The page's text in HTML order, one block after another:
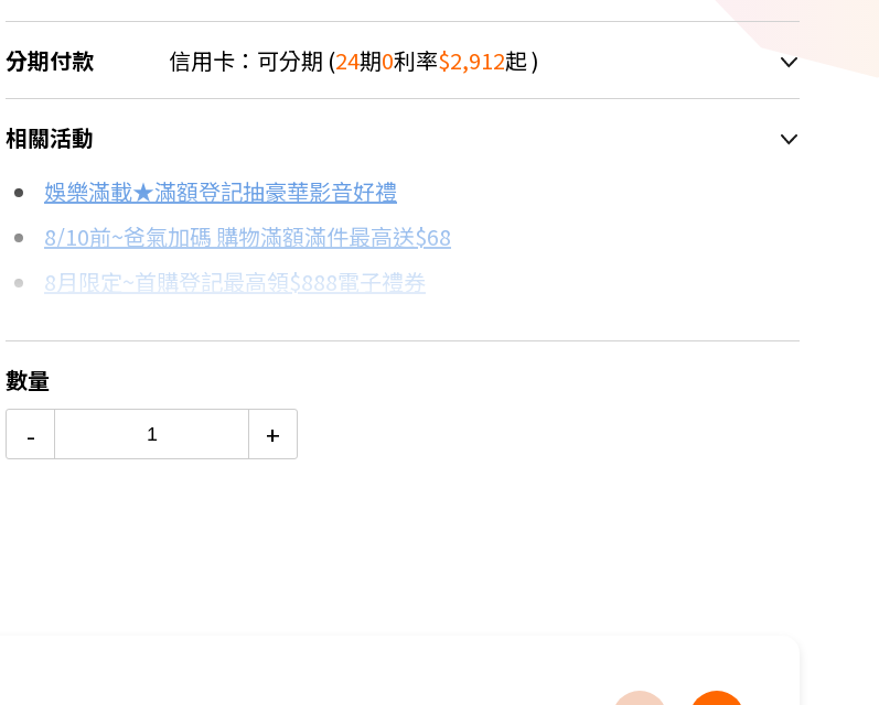
分期付款 信用卡：可分期 (24期0利率$2,912起 )
＊實際可分期數、適用利率，請以購物車顯示為主
信用卡分期
分期數
3期 0利率
12期 0利率
每期金額
$23,300
$5,825
配合銀行/業者
18家銀行/業者
相關活動
娛樂滿載★滿額登記抽豪華影音好禮
8/10前~爸氣加碼 購物滿額滿件最高送$68
8月限定~首購登記最高領$888電子禮券
更多信用卡分期0利率滿額享回饋
LG電視哪台好？點我看達人教你買
數量
- +